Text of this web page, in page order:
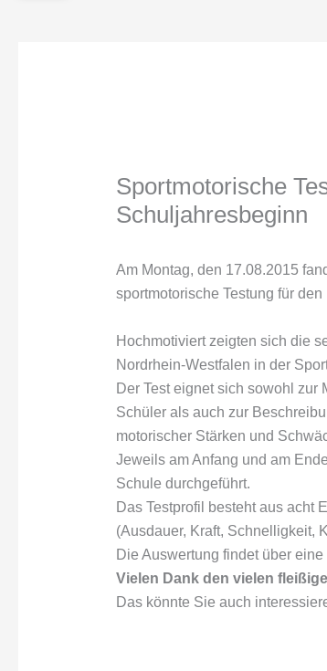
Sportmotorische
Schuljahresbeginn
Am Montag, den 17.08.2015
sportmotorische Testung für
Hochmotiviert zeigten sich die
Nordrhein-Westfalen in der
Der Test eignet sich sowohl
Schüler als auch zur
motorischer Stärken und
Jeweils am Anfang und am
Schule durchgeführt.
Das Testprofil besteht aus acht
(Ausdauer, Kraft, Schnelligkeit,
Die Auswertung findet über
Vielen Dank den vielen
Das könnte Sie auch